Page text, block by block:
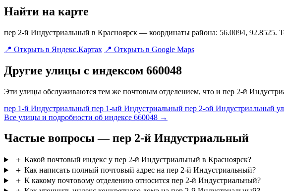
Найти на карте
пер 2-й Индустриальный в Красноярск — координаты района: 56.0094, 92.8525.
📍 Открыть в Яндекс.Картах 📍 Открыть в Google Maps
Другие улицы с индексом 660048
Эти улицы обслуживаются тем же почтовым отделением, что и пер 2-й
пер 1-й Индустриальный пер 1-ый Индустриальный пер 2-ой Индустриальный
Все улицы и подробности об индексе 660048 →
Частые вопросы — пер 2-й Индустриальный
＋ Какой почтовый индекс у пер 2-й Индустриальный в Красноярск?
＋ Как написать полный почтовый адрес на пер 2-й Индустриальный?
＋ К какому почтовому отделению относится пер 2-й Индустриальный?